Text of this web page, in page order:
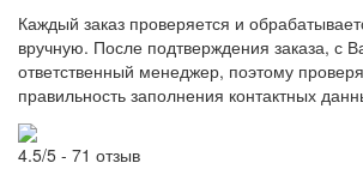
Каждый заказ проверяется и
вручную. После подтверждения заказа, с
ответственный менеджер, поэтому
правильность заполнения контактных
4.5/5 - 71 отзыв